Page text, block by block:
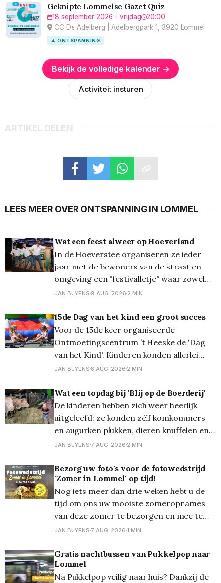
Geknipte Lommelse Gazet Quiz
18 september 2026 - vrijdag
20:00
CC De Adelberg | Adelbergpark 1, 3920 Lommel
🧘 ONTSPANNING
Bekijk de volledige kalender →
Activiteit insturen
ARTIKEL DELEN
LEES MEER OVER ONTSPANNING IN LOMMEL
Wat een feest alweer op Hoeverland
In de Hoeverstee organiseren ze ieder
jaar met de bewoners van de straat en
omgeving een "festivalletje" waar zowel
jong als oud zich thuis voelen en waar ze
DJ te spelen en hun favoriete liedjes laten
horen. En zoals u alvast
JAN BUYENS 9 AUG. 2026 2 MIN
15de Dag van het kind een groot succes
Voor de 15de keer organiseerde
Ontmoetingscentrum ’t Heeske de 'Dag
van het Kind'. Kinderen konden allerlei
spellen doen zoals eendjes vissen, Dokter
kaart konden zij uit een zeer rijk
assortiment speelgoed kiezen. Voor hen
waren ook al de versnaperingen gratis:
van hot-
JAN BUYENS 8 AUG. 2026 2 MIN
Wat een topdag bij 'Blij op de Boerderij'
De kinderen hebben zich weer heerlijk
uitgeleefd: ze konden zélf komkommers
en augurken plukken, dieren knuffelen en
eten geven (waaronder schaapjes en de
varkens en de koeien. Ze schrokken wel
dat de koeien zo een lange tong hadden...
Overal waren alleen maar
JAN BUYENS 7 AUG. 2026 2 MIN
Bezorg uw foto's voor de fotowedstrijd
'Zomer in Lommel' op tijd!
Nog iets meer dan drie weken hebt u de
tijd om ons uw mooiste zomeropnames
van deze zomer te bezorgen en mee te
dingen naar een mooie prijs... Zondag 30
onherroepelijke deadline! En die foto's die
mogen zowat 'alles'
JAN BUYENS 7 AUG. 2026 1 MIN
Gratis nachtbussen van Pukkelpop naar
Lommel
Na Pukkelpop veilig naar huis? Dankzij de